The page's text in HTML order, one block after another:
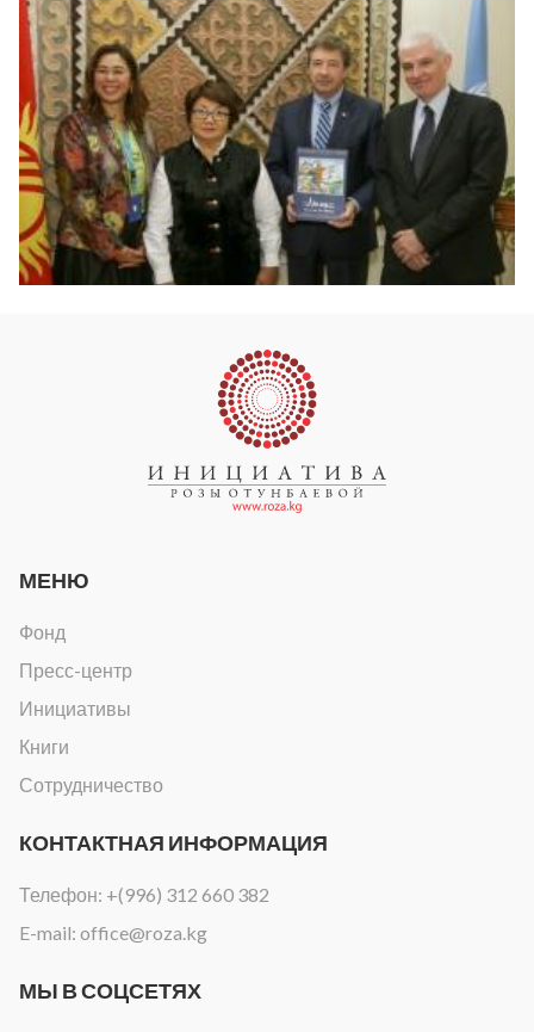
МЕНЮ
Фонд
Пресс-центр
Инициативы
Книги
Сотрудничество
КОНТАКТНАЯ ИНФОРМАЦИЯ
Телефон: +(996) 312 660 382
E-mail: office@roza.kg
МЫ В СОЦСЕТЯХ